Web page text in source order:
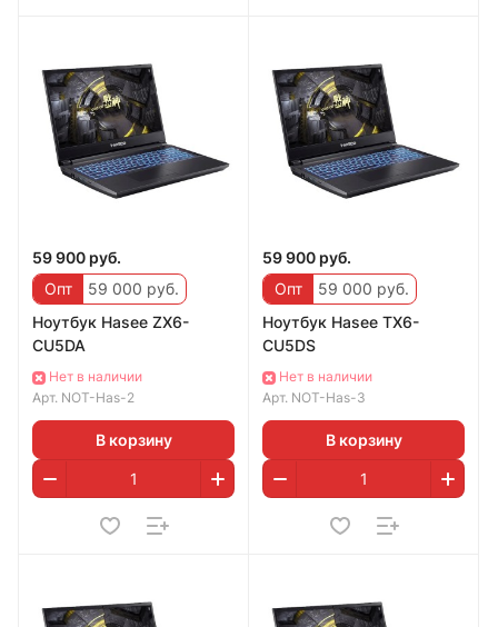
59 900 руб.
Опт
59 000 руб.
Ноутбук Hasee ZX6-
CU5DA
Нет в наличии
Арт. NOT-Has-2
В корзину
59 900 руб.
Опт
59 000 руб.
Ноутбук Hasee TX6-
CU5DS
Нет в наличии
Арт. NOT-Has-3
В корзину